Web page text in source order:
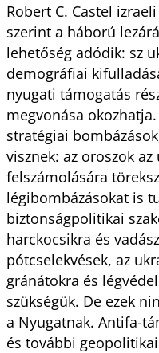
Robert C. Castel
szerint a háború
lehetőség adódik: sz
demográfiai
nyugati támogatás
megvonása
stratégiai
visznek: az oroszok
felszámolására
légibombázásokat is
biztonságpolitikai
harckocsikra és
pótcselekvések, az
gránátokra és
szükségük. De ezek
a Nyugatnak. Antifa-
és további